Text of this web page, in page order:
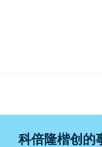
科倍隆楷创的